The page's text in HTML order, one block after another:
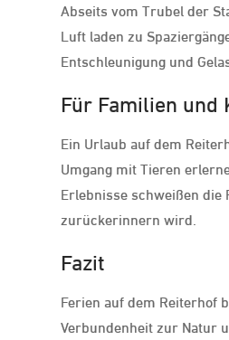
Abseits vom Trubel der
Luft laden zu
Entschleunigung und
Für Familien und
Ein Urlaub auf dem
Umgang mit Tieren
Erlebnisse schweißen die
zurückerinnern wird.
Fazit
Ferien auf dem Reiterhof
Verbundenheit zur Natur